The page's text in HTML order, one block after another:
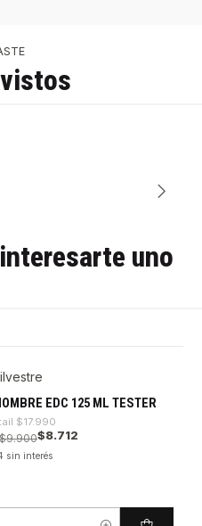
uno
EDC 125 ML TESTER
$17.990
$9.900$8.712
sin interés